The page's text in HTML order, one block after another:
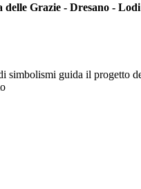
delle Grazie - Dresano - Lodi
simbolismi guida il progetto